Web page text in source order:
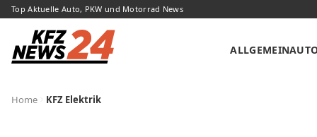
Top Aktuelle Auto, PKW und Motorrad News
ALLGEMEIN
Home KFZ Elektrik